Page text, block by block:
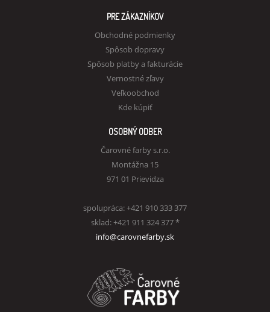
PRE ZÁKAZNÍKOV
Obchodné podmienky
Spôsob dopravy
Spôsob platby a fakturácie
Vernostné zľavy
Veľkoobchod
Kde kúpiť
OSOBNÝ ODBER
Čarovné farby s.r.o.
Montážna 15
971 01 Prievidza
spolupráca: +421 910 333 377
sklad: +421 911 324 377 *
info@carovnefarby.sk